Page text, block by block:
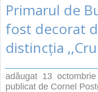
Primarul de
fost decorat
distincția
adăugat 13
publicat de Cornel